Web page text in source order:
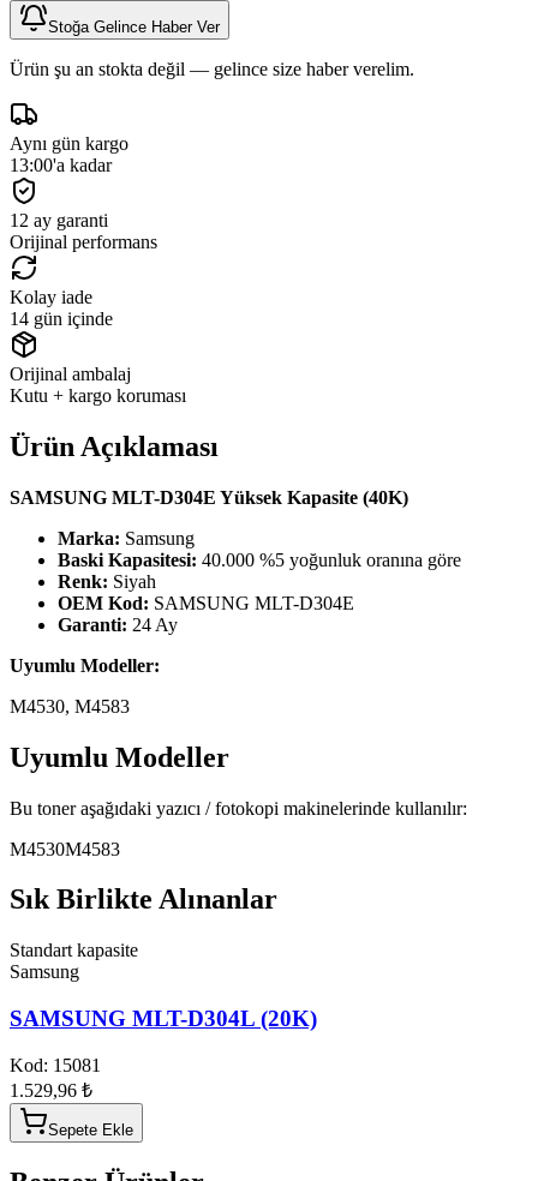
Stoğa Gelince Haber Ver
Ürün şu an stokta değil — gelince size haber verelim.
Aynı gün kargo
13:00'a kadar
12 ay garanti
Orijinal performans
Kolay iade
14 gün içinde
Orijinal ambalaj
Kutu + kargo koruması
Ürün Açıklaması
SAMSUNG MLT-D304E Yüksek Kapasite (40K)
Marka: Samsung
Baski Kapasitesi: 40.000 %5 yoğunluk oranına göre
Renk: Siyah
OEM Kod: SAMSUNG MLT-D304E
Garanti: 24 Ay
Uyumlu Modeller:
M4530, M4583
Uyumlu Modeller
Bu toner aşağıdaki yazıcı / fotokopi makinelerinde kullanılır:
M4530M4583
Sık Birlikte Alınanlar
Standart kapasite
Samsung
SAMSUNG MLT-D304L (20K)
Kod: 15081
1.529,96 ₺
Sepete Ekle